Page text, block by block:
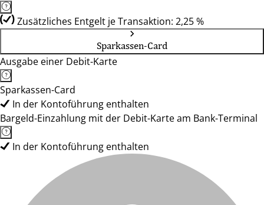
Zusätzliches Entgelt je Transaktion: 2,25 %
Sparkassen-Card
Ausgabe einer Debit-Karte
Sparkassen-Card
In der Kontoführung enthalten
Bargeld-Einzahlung mit der Debit-Karte am Bank-Terminal
In der Kontoführung enthalten